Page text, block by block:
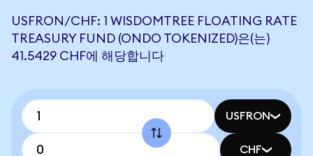
USFRON/CHF: 1 WISDOMTREE FLOATING RATE
TREASURY FUND (ONDO TOKENIZED)은(는)
41.5429 CHF에 해당합니다
USFRON
CHF